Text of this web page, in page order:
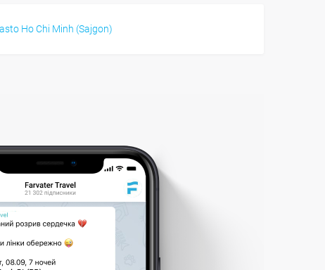
Ho Chi Minh (Sajgon)